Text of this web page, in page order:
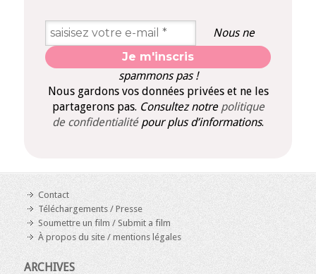
Nous ne
spammons pas !
Nous gardons vos données privées et ne les
partagerons pas. Consultez notre politique
de confidentialité pour plus d’informations.
Contact
Téléchargements / Presse
Soumettre un film / Submit a film
À propos du site / mentions légales
ARCHIVES